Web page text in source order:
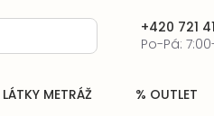
+420 721
Po-Pá:
LÁTKY METRÁŽ % OUTLET